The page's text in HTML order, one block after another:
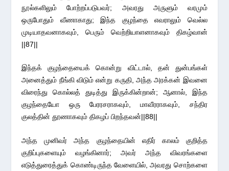
நூல்களிலும் போற்றப்படுபவர்; அவரது அருளும் வரமும்
ஒருபோதும் வீணாகாது; இந்த குழந்தை எவராலும் வெல்ல
முடியாதவனாகவும், பெரும் வெற்றியாளனாகவும் திகழ்வான்
||87||
இந்தக் குழந்தையைக் கொன்று விட்டால், தன் துன்பங்கள்
அனைத்தும் நீங்கி விடும் என்று கருதி, அந்த அரக்கன் இவனை
விரைந்து கொல்லத் துடித்து இருக்கின்றான்; ஆனால், இந்த
குழந்தையோ ஒரு பேரரசராகவும், மாவீரராகவும், சந்திர
குலத்தின் தூணாகவும் திகழப் பிறந்தவன்||88||
அந்த முனிவர் அந்த குழந்தையின் எதிர் காலம் குறித்த
குறிப்புகளையும் வழங்கினார்; அவர் அந்த விவரங்களை
எடுத்துரைத்துக் கொண்டிருந்த வேளையில், அவரது சொற்களை